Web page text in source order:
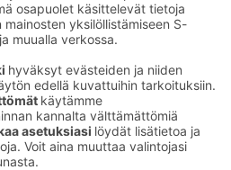
›
Sokos Hotels uutiskirje
Tilaa uutiskirje
Saat Sokos Hotellien uusimmat
edut ja uutiset sähköpostiisi
kuukausittain.
Sokos Hotels somessa
Sokos Hotels
Facebookissa
Sokos Hotels
Sokos
Hotels
Sokos
Hotels